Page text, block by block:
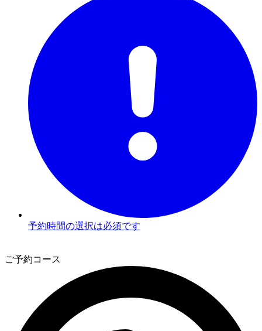
予約時間の選択は必須です
ご予約コース